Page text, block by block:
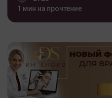
1 мин на прочтение